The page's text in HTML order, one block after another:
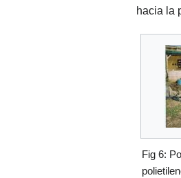
hacia la
Fig 6: